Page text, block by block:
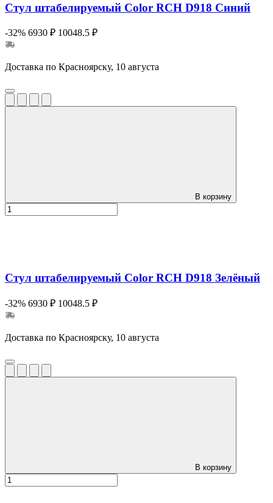
Стул штабелируемый Color RCH D918 Синий
-32% 6930 ₽ 10048.5 ₽
Доставка по Красноярску, 10 августа
В корзину
Стул штабелируемый Color RCH D918 Зелёный
-32% 6930 ₽ 10048.5 ₽
Доставка по Красноярску, 10 августа
В корзину